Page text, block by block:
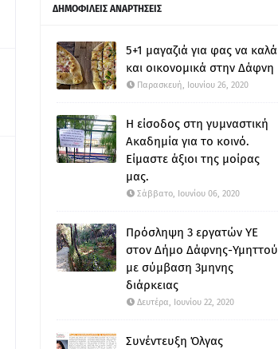
ΔΗΜΟΦΙΛΕΙΣ ΑΝΑΡΤΗΣΕΙΣ
5+1 μαγαζιά για φας να καλά
και οικονομικά στην Δάφνη
Παρασκευή, Ιουνίου 26, 2020
Η είσοδος στη γυμναστική
Ακαδημία για το κοινό.
Είμαστε άξιοι της μοίρας
μας.
Σάββατο, Ιουνίου 06, 2020
Πρόσληψη 3 εργατών ΥΕ
στον Δήμο Δάφνης-Υμηττού
με σύμβαση 3μηνης
διάρκειας
Δευτέρα, Ιουνίου 22, 2020
Συνέντευξη Όλγας